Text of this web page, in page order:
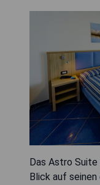
Das Astro
Blick auf